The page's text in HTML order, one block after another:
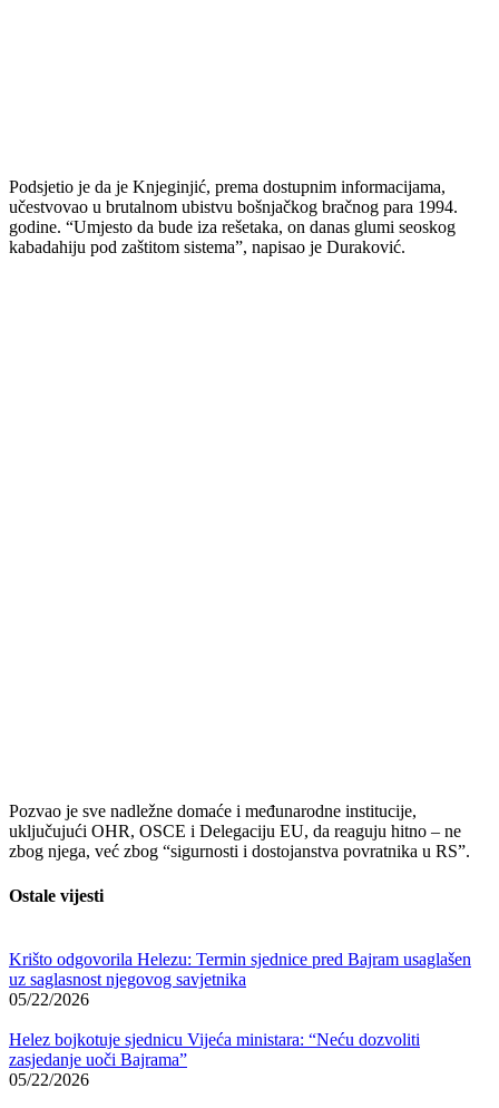
Podsjetio je da je Knjeginjić, prema dostupnim informacijama,
učestvovao u brutalnom ubistvu bošnjačkog bračnog para 1994.
godine. “Umjesto da bude iza rešetaka, on danas glumi seoskog
kabadahiju pod zaštitom sistema”, napisao je Duraković.
Pozvao je sve nadležne domaće i međunarodne institucije,
uključujući OHR, OSCE i Delegaciju EU, da reaguju hitno – ne
zbog njega, već zbog “sigurnosti i dostojanstva povratnika u RS”.
Ostale vijesti
Krišto odgovorila Helezu: Termin sjednice pred Bajram usaglašen
uz saglasnost njegovog savjetnika
05/22/2026
Helez bojkotuje sjednicu Vijeća ministara: “Neću dozvoliti
zasjedanje uoči Bajrama”
05/22/2026